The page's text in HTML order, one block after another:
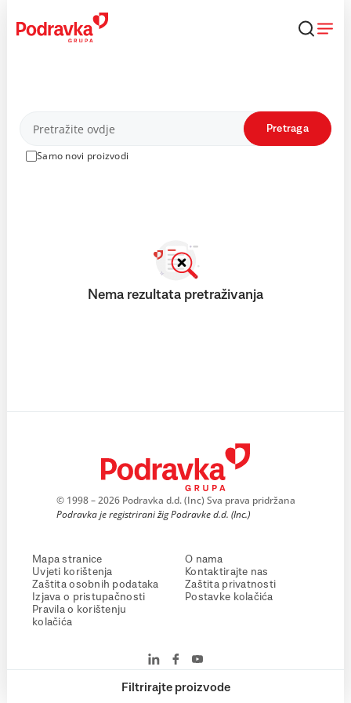
content
Proizvodi
Samo novi proizvodi
Pretraga
Filtrirajte proizvode
Nema rezultata pretraživanja
© 1998 – 2026 Podravka d.d. (Inc) Sva prava pridržana
Podravka je registrirani žig Podravke d.d. (Inc.)
Mapa stranice
Uvjeti korištenja
Zaštita osobnih podataka
Izjava o pristupačnosti
Pravila o korištenju
kolačića
O nama
Kontaktirajte nas
Zaštita privatnosti
Postavke kolačića